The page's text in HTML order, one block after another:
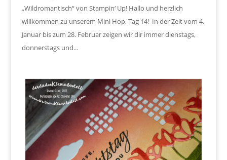
„Wildromantisch“ von Stampin‘ Up! Hallo und herzlich
willkommen zu unserem Mini Hop, Tag 14! In der Zeit vom 4.
Januar bis zum 28. Februar zeigen wir dir immer dienstags,
donnerstags und...